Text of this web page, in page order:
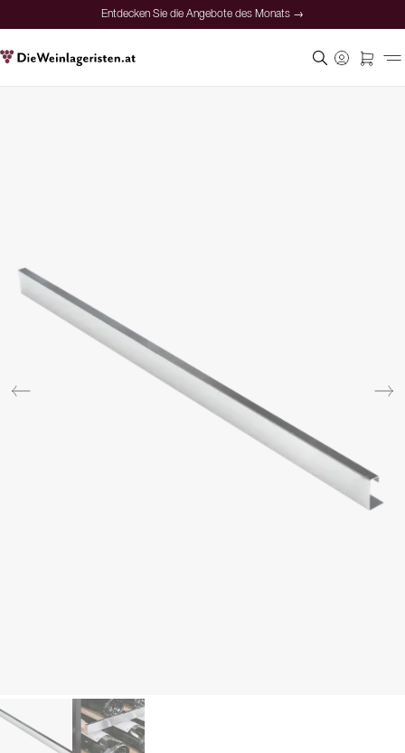
Entdecken Sie die Angebote des Monats →